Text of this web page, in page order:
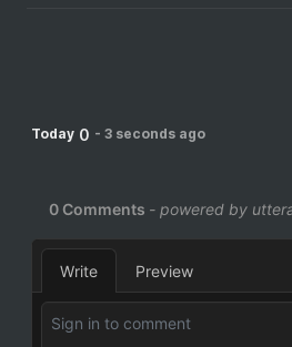
Today 0 - 3 seconds ago